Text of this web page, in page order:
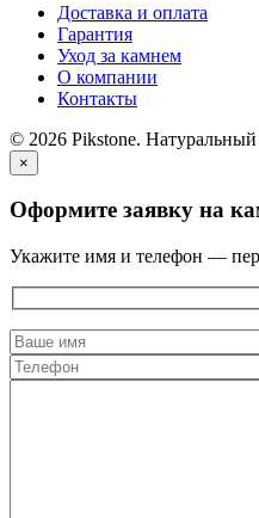
Доставка и оплата
Гарантия
Уход за камнем
О компании
Контакты
© 2026 Pikstone. Натуральный
×
Оформите заявку на
Укажите имя и телефон —